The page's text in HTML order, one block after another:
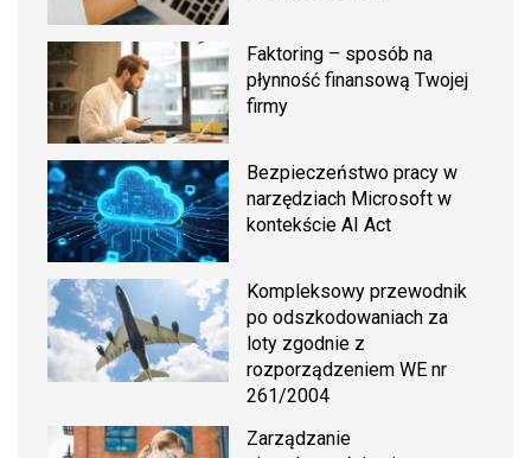
Faktoring – sposób na
płynność finansową Twojej
firmy
Bezpieczeństwo pracy w
narzędziach Microsoft w
kontekście AI Act
Kompleksowy przewodnik
po odszkodowaniach za
loty zgodnie z
rozporządzeniem WE nr
261/2004
Zarządzanie